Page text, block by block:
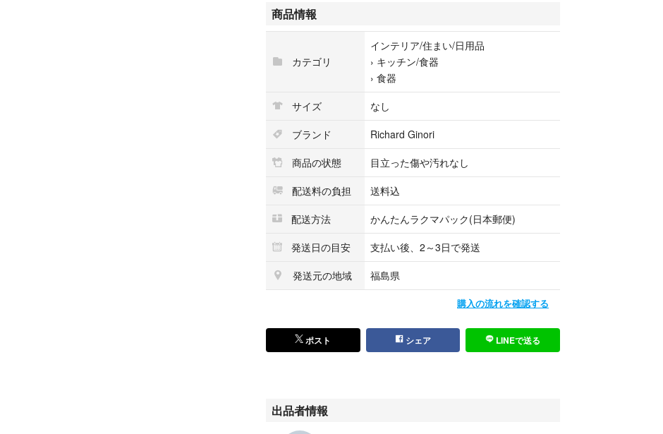
宜しくお願い致します。
ご覧いただきありがとうございます。
商品情報
カテゴリ
インテリア/住まい/日用品
› キッチン/食器
› 食器
サイズ
なし
ブランド
Richard Ginori
商品の状態
目立った傷や汚れなし
配送料の負担
送料込
配送方法
かんたんラクマパック(日本郵便)
発送日の目安
支払い後、2～3日で発送
発送元の地域
福島県
購入の流れを確認する
ポスト シェア LINEで送る
出品者情報